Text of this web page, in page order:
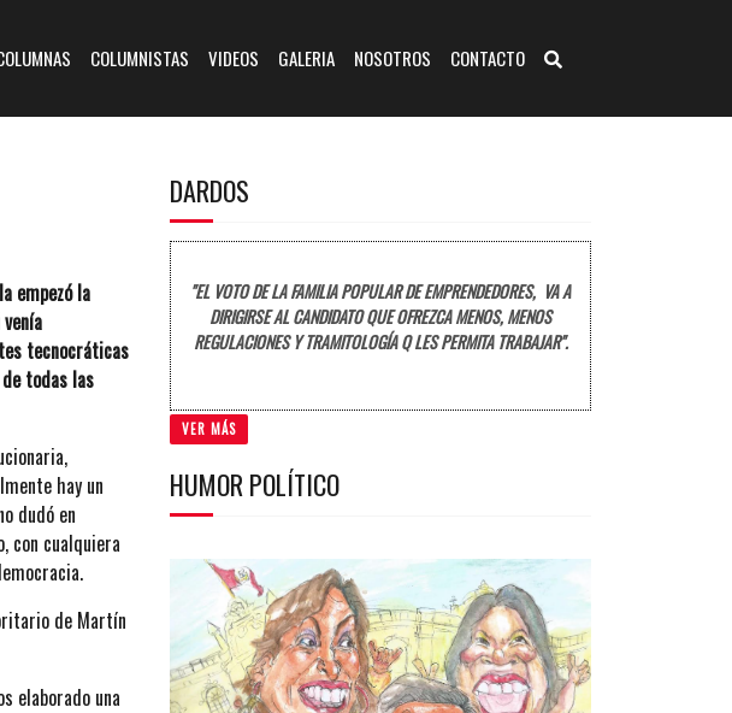
COLUMNISTAS VIDEOS GALERIA NOSOTROS CONTACTO
empezó la
tecnocráticas
todas las
hay un
dudó en
con cualquiera
de Martín
elaborado una
DARDOS
"EL VOTO DE LA FAMILIA POPULAR DE EMPRENDEDORES, VA A
DIRIGIRSE AL CANDIDATO QUE OFREZCA MENOS, MENOS
REGULACIONES Y TRAMITOLOGÍA Q LES PERMITA TRABAJAR".
VER MÁS
HUMOR POLÍTICO